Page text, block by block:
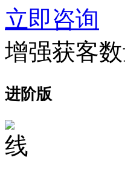
立即咨询
增强获客
进阶版